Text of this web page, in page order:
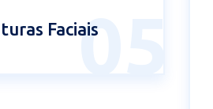
05
Faciais